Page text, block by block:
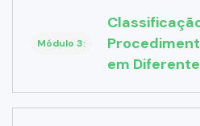
Módulo 3:
em